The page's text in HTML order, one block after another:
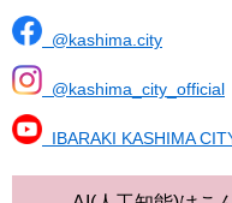
@kashima.city
@kashima_city_official
IBARAKI KASHIMA